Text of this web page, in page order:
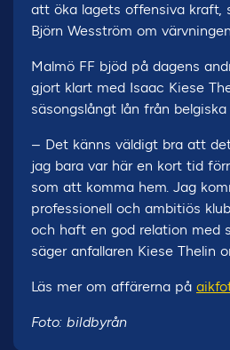
att öka lagets offensiva kraft,
Björn Wesström om
Malmö FF bjöd på dagens
gjort klart med Isaac Kiese
säsongslångt lån från
– Det känns väldigt bra att
jag bara var här en kort tid
som att komma hem. Jag
professionell och ambitiös
och haft en god relation med
säger anfallaren Kiese Thelin
Läs mer om affärerna på
Foto: bildbyrån